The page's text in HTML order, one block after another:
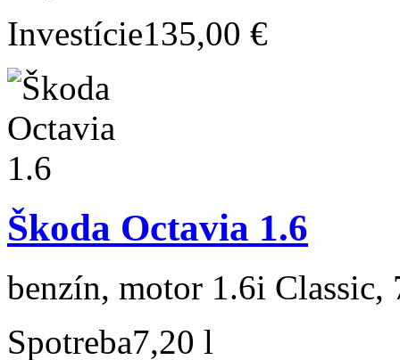
Investície135,00 €
Škoda Octavia 1.6
benzín, motor 1.6i Classic,
Spotreba7,20 l